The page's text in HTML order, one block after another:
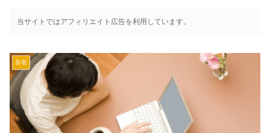
当サイトではアフィリエイト広告を利用しています。
新着